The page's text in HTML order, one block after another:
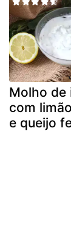
Molho de
com
e queijo